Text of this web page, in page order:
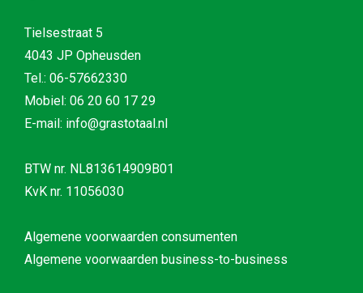
Tielsestraat 5
4043 JP Opheusden
Tel.: 06-57662330
Mobiel: 06 20 60 17 29
E-mail: info@grastotaal.nl
BTW nr. NL813614909B01
KvK nr. 11056030
Algemene voorwaarden consumenten
Algemene voorwaarden business-to-business